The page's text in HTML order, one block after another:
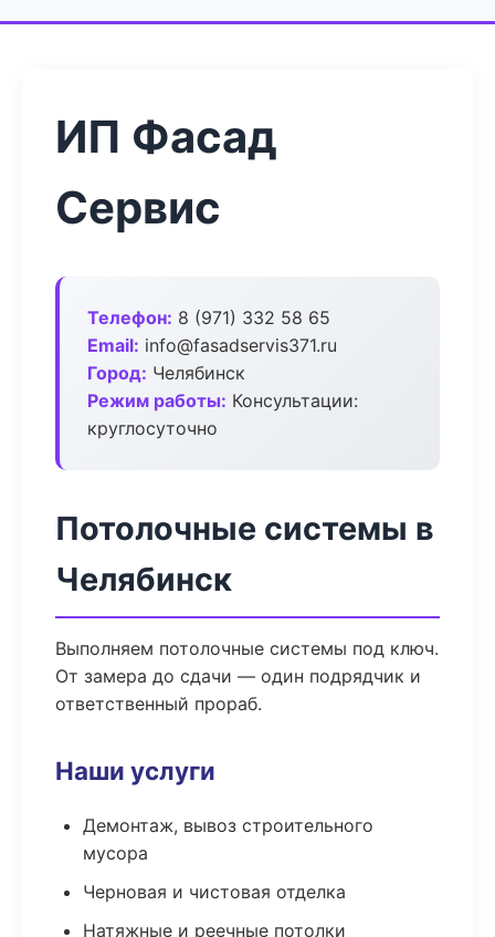
ИП Фасад
Сервис
Телефон: 8 (971) 332 58 65
Email: info@fasadservis371.ru
Город: Челябинск
Режим работы: Консультации:
круглосуточно
Потолочные системы в
Челябинск
Выполняем потолочные системы под ключ.
От замера до сдачи — один подрядчик и
ответственный прораб.
Наши услуги
Демонтаж, вывоз строительного
мусора
Черновая и чистовая отделка
Натяжные и реечные потолки